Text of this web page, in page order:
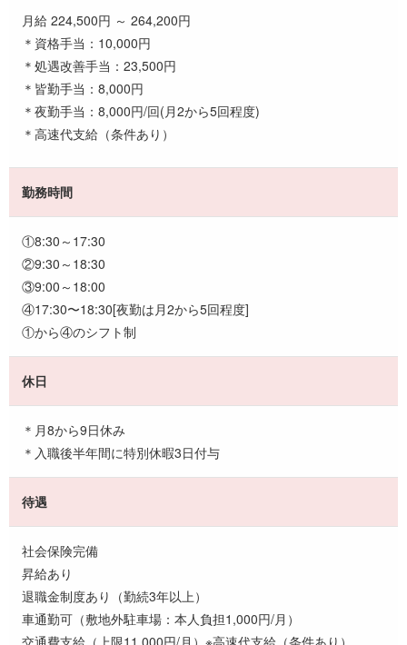
月給 224,500円 ～ 264,200円
＊資格手当：10,000円
＊処遇改善手当：23,500円
＊皆勤手当：8,000円
＊夜勤手当：8,000円/回(月2から5回程度)
＊高速代支給（条件あり）
勤務時間
①8:30～17:30
②9:30～18:30
③9:00～18:00
④17:30〜18:30[夜勤は月2から5回程度]
①から④のシフト制
休日
＊月8から9日休み
＊入職後半年間に特別休暇3日付与
待遇
社会保険完備
昇給あり
退職金制度あり（勤続3年以上）
車通勤可（敷地外駐車場：本人負担1,000円/月）
交通費支給（上限11,000円/月）※高速代支給（条件あり）